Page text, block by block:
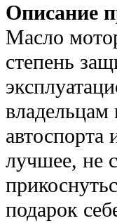
Описание
Масло
степень
владельцам
лучшее, не
подарок